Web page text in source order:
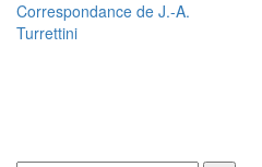
Correspondance de J.-A.
Turrettini